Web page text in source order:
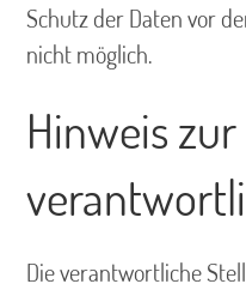
Schutz der Daten vor
nicht möglich.
Hinweis zur
Die verantwortliche